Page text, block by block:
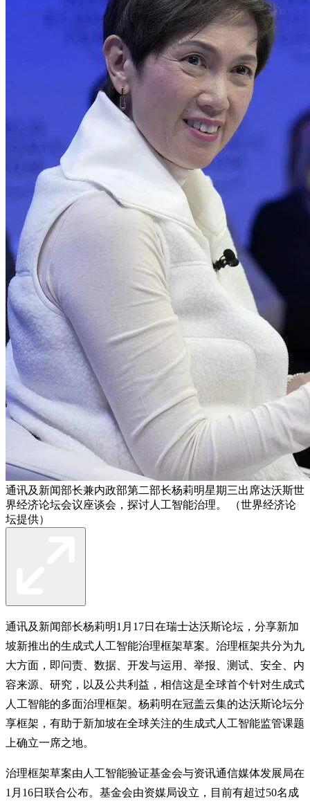
通讯及新闻部长兼内政部第二部长杨莉明星期三出席达沃斯世
界经济论坛会议座谈会，探讨人工智能治理。 （世界经济论
坛提供）
通讯及新闻部长杨莉明1月17日在瑞士达沃斯论坛，分享新加
坡新推出的生成式人工智能治理框架草案。治理框架共分为九
大方面，即问责、数据、开发与运用、举报、测试、安全、内
容来源、研究，以及公共利益，相信这是全球首个针对生成式
人工智能的多面治理框架。杨莉明在冠盖云集的达沃斯论坛分
享框架，有助于新加坡在全球关注的生成式人工智能监管课题
上确立一席之地。
治理框架草案由人工智能验证基金会与资讯通信媒体发展局在
1月16日联合公布。基金会由资媒局设立，目前有超过50名成